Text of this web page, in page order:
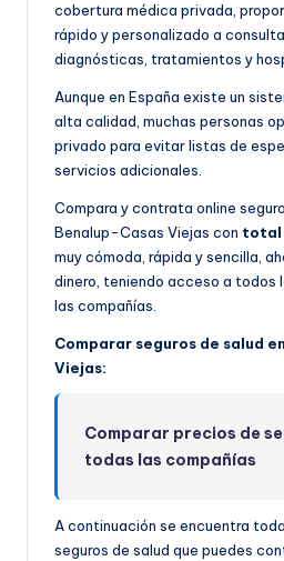
cobertura médica privada,
rápido y personalizado a
diagnósticas, tratamientos y
Aunque en España existe un
alta calidad, muchas personas
privado para evitar listas de
servicios adicionales.
Compara y contrata online
Benalup-Casas Viejas con total
muy cómoda, rápida y sencilla,
dinero, teniendo acceso a todos
las compañías.
Comparar seguros de salud
Viejas:
Comparar precios de
todas las compañías
A continuación se encuentra
seguros de salud que puedes